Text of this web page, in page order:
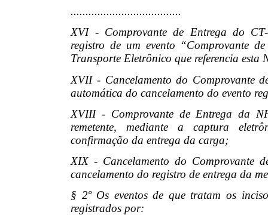
.....................................
XVI - Comprovante de Entrega do
registro de um evento “Comprovante
Transporte Eletrônico que referencia esta
XVII - Cancelamento do Comprovante
automática do cancelamento do evento
XVIII - Comprovante de Entrega da
remetente, mediante a captura
confirmação da entrega da carga;
XIX - Cancelamento do Comprovante
cancelamento do registro de entrega da
§ 2º Os eventos de que tratam os
registrados por: